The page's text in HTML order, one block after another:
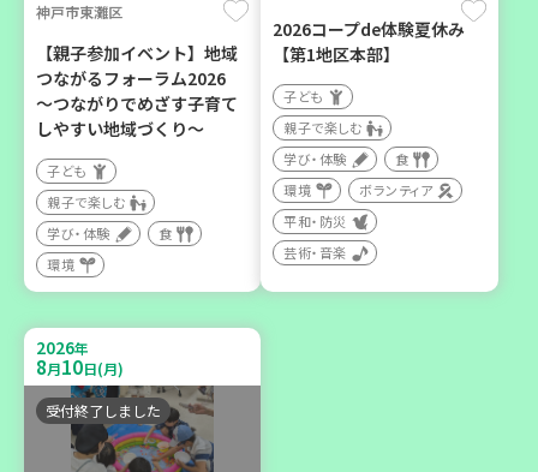
西宮市
野菜を食べよう！ベジ活キ
ャンペーン【第２地区】
子ども
親子で楽しむ
学び・体験
「フードプラン上富田みか
ん」バスで行く 産地見学＆
生産者交流会
学び・体験 食
2026 年
9月12日(土)
豊岡市
神戸市東灘区
【親子参加イベント】地域
つながるフォーラム2026
～つながりでめざす子育て
しやすい地域づくり～
子ども
親子で楽しむ
学び・体験
食
環境
2026コープde体験夏休み
【第1地区本部】
子ども
親子で楽しむ
学び・体験
食
環境
ボランティア
平和・防災
芸術・音楽
2026年
8月10日(月)
受付終了しました